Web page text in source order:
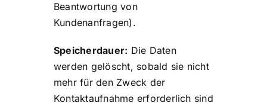
Beantwortung von
Kundenanfragen).
Speicherdauer: Die Daten
werden gelöscht, sobald sie nicht
mehr für den Zweck der
Kontaktaufnahme erforderlich sind